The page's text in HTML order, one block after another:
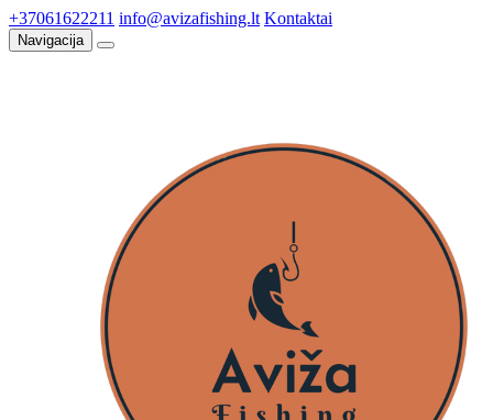
+37061622211 info@avizafishing.lt Kontaktai
Navigacija